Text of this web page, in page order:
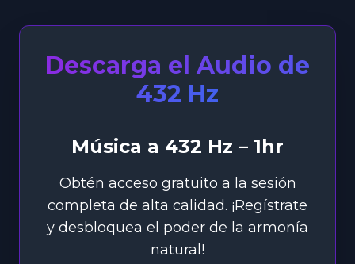
Descarga el Audio de
432 Hz
Música a 432 Hz – 1hr
Obtén acceso gratuito a la sesión
completa de alta calidad. ¡Regístrate
y desbloquea el poder de la armonía
natural!